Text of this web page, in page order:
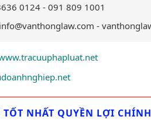
0124 - 091 809 1001
info@vanthonglaw.com -
TỐT NHẤT QUYỀN LỢI